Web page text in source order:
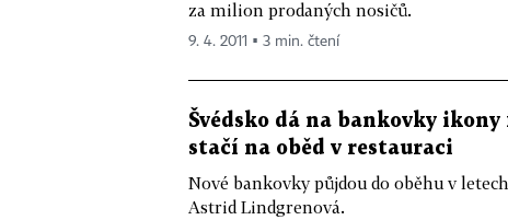
za milion prodaných nosičů.
9. 4. 2011 ▪ 3 min. čtení
Švédsko dá na bankovky
stačí na oběd v restauraci
Nové bankovky půjdou do oběhu v
Astrid Lindgrenová.